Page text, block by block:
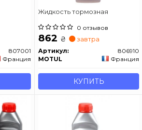
807001
Франция
Жидкость тормозная
0 отзывов
862 ₴ завтра
Артикул:
806910
MOTUL
Франция
КУПИТЬ